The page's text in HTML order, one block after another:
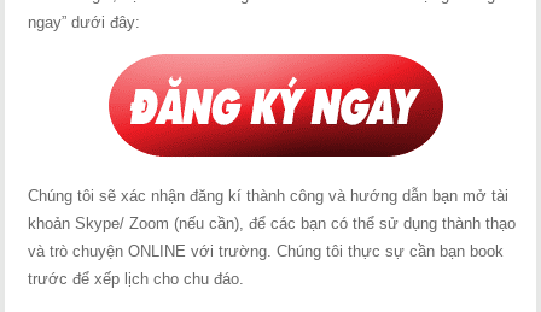
ngay” dưới đây:
Chúng tôi sẽ xác nhận đăng kí thành công và hướng dẫn bạn mở tài
khoản Skype/ Zoom (nếu cần), để các bạn có thể sử dụng thành thạo
và trò chuyện ONLINE với trường. Chúng tôi thực sự cần bạn book
trước để xếp lịch cho chu đáo.